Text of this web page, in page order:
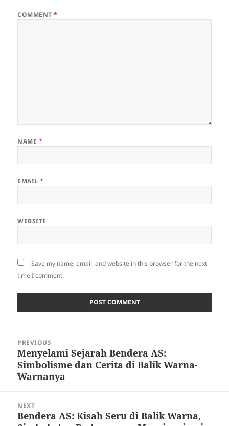
COMMENT*
NAME *
EMAIL*
WEBSITE
Save my name, email, and website in this browser for the next
time I comment.
navigation
PREVIOUS
Previous
post:
Menyelami Sejarah Bendera AS:
Simbolisme dan Cerita di Balik Warna-
Warnanya
NEXT
Next
Bendera AS: Kisah Seru di Balik Warna,